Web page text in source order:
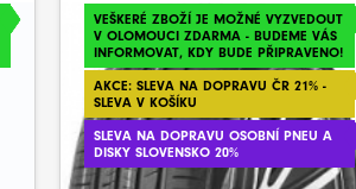
VEŠKERÉ ZBOŽÍ JE MOŽNÉ VYZVEDOUT
V OLOMOUCI ZDARMA - BUDEME VÁS
INFORMOVAT, KDY BUDE PŘIPRAVENO!
AKCE: SLEVA NA DOPRAVU ČR 21% -
SLEVA V KOŠÍKU
SLEVA NA DOPRAVU OSOBNÍ PNEU A
DISKY SLOVENSKO 20%